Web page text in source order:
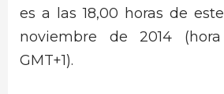
es a las 18,00 horas de
noviembre de 2014
GMT+1).